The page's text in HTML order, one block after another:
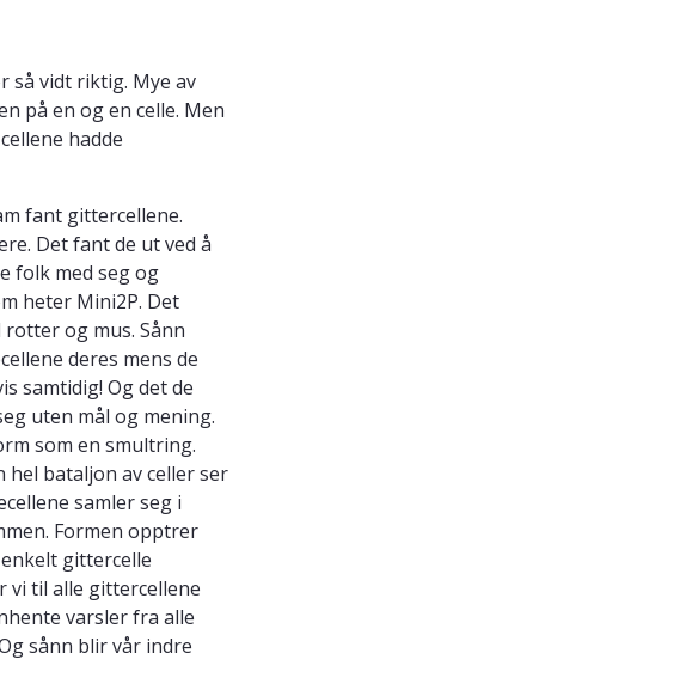
så vidt riktig. Mye av
på en og en celle. Men
hadde
fant gittercellene.
Det fant de ut ved å
folk med seg og
heter Mini2P. Det
og mus. Sånn
deres mens de
samtidig! Og det de
uten mål og mening.
som en smultring.
bataljon av celler ser
samler seg i
Formen opptrer
gittercelle
til alle gittercellene
varsler fra alle
sånn blir vår indre